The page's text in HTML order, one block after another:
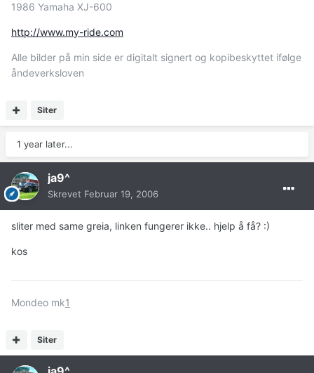
Siter
1986 Yamaha XJ-600
http://www.my-ride.com
Alle bilder på min side er digitalt signert og kopibeskyttet ifølge
åndeverksloven
1 year later...
ja9^
Skrevet Februar 19, 2006
sliter med same greia, linken fungerer ikke.. hjelp å få? :)
kos
Siter
Mondeo mk1